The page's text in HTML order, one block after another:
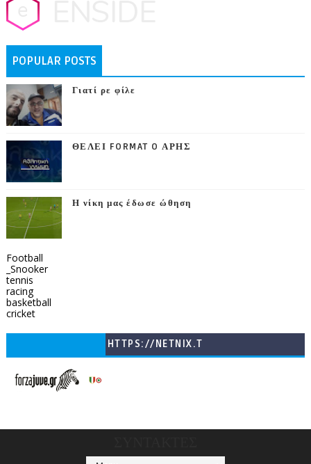
POPULAR POSTS
Γιατί ρε φίλε
ΘΕΛΕΙ FORMAT O ΑΡΗΣ
Η νίκη μας έδωσε ώθηση
Football
_Snooker
tennis
racing
basketball
cricket
HTTPS://NETNIX.T